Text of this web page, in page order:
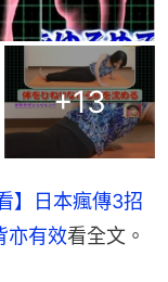
+13
】日本瘋傳3招
亦有效看全文。